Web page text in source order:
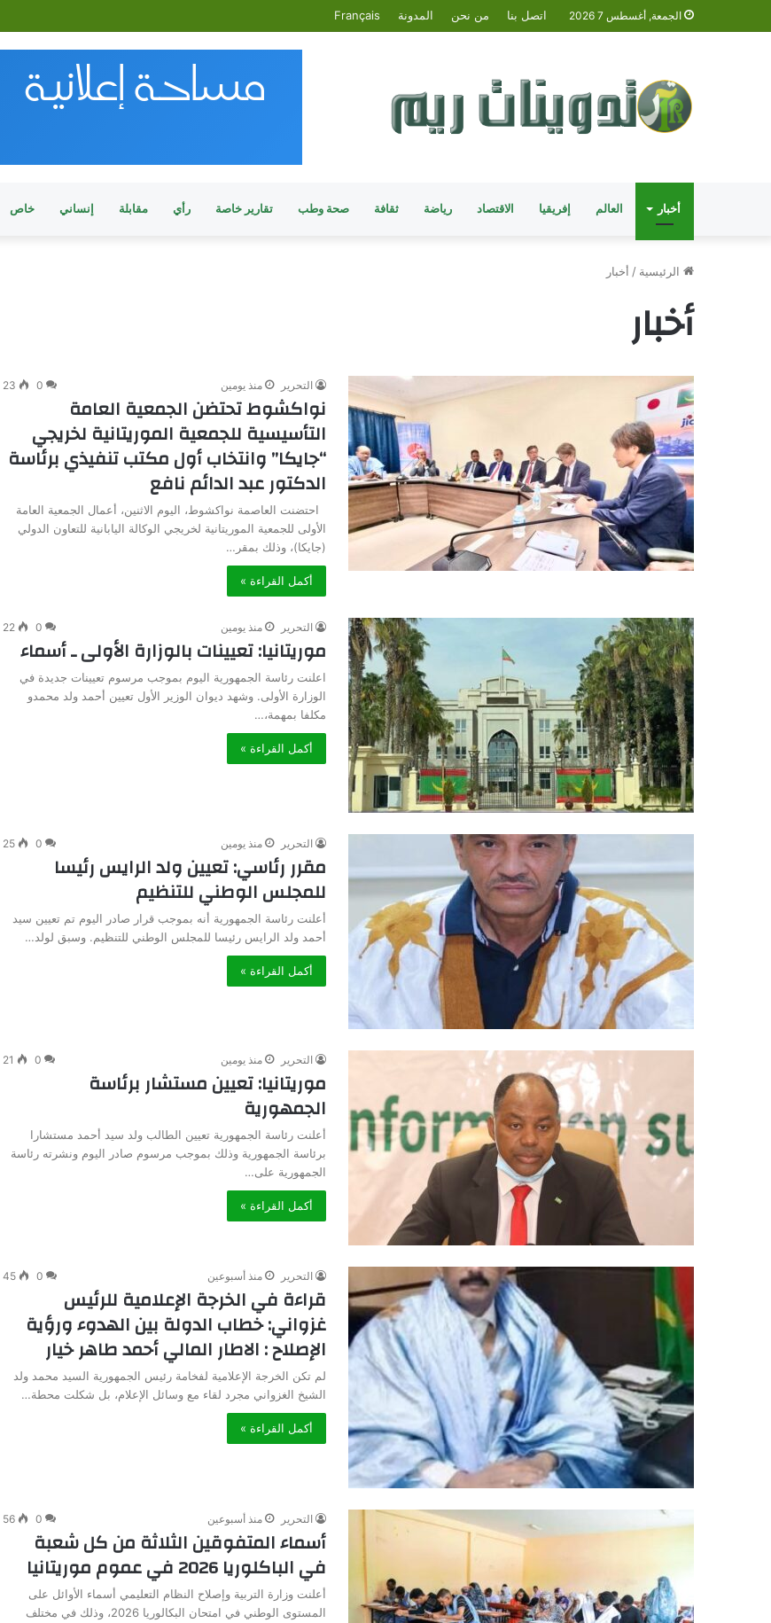
الجمعة, أغسطس 7 2026 اتصل بنا من نحن المدونة Français
أخبار العالم إفريقيا الاقتصاد رياضة ثقافة صحة وطب تقارير خاصة رأي مقابلة إنساني خاص
الرئيسية / أخبار
أخبار
التحرير منذ يومين 0
23
نواكشوط تحتضن الجمعية العامة
التأسيسية للجمعية الموريتانية لخريجي
“جايكا” وانتخاب أول مكتب تنفيذي برئاسة
الدكتور عبد الدائم نافع
احتضنت العاصمة نواكشوط، اليوم الاثنين، أعمال الجمعية العامة
الأولى للجمعية الموريتانية لخريجي الوكالة اليابانية للتعاون الدولي
(جايكا)، وذلك بمقر…
أكمل القراءة »
التحرير منذ يومين 0
22
موريتانيا: تعيينات بالوزارة الأولى ـ أسماء
اعلنت رئاسة الجمهورية اليوم بموجب مرسوم تعيينات جديدة في
الوزارة الأولى. وشهد ديوان الوزير الأول تعيين أحمد ولد محمدو
مكلفا بمهمة،…
أكمل القراءة »
التحرير منذ يومين 0
25
مقرر رئاسي: تعيين ولد الرايس رئيسا
للمجلس الوطني للتنظيم
أعلنت رئاسة الجمهورية أنه بموجب قرار صادر اليوم تم تعيين سيد
أحمد ولد الرايس رئيسا للمجلس الوطني للتنظيم. وسبق لولد…
أكمل القراءة »
التحرير منذ يومين 0
21
موريتانيا: تعيين مستشار برئاسة
الجمهورية
أعلنت رئاسة الجمهورية تعيين الطالب ولد سيد أحمد مستشارا
برئاسة الجمهورية وذلك بموجب مرسوم صادر اليوم ونشرته رئاسة
الجمهورية على…
أكمل القراءة »
التحرير منذ أسبوعين 0
45
قراءة في الخرجة الإعلامية للرئيس
غزواني: خطاب الدولة بين الهدوء ورؤية
الإصلاح : الاطار المالي أحمد طاهر خيار
لم تكن الخرجة الإعلامية لفخامة رئيس الجمهورية السيد محمد ولد
الشيخ الغزواني مجرد لقاء مع وسائل الإعلام، بل شكلت محطة…
أكمل القراءة »
التحرير منذ أسبوعين 0
56
أسماء المتفوقين الثلاثة من كل شعبة
في الباكلوريا 2026 في عموم موريتانيا
أعلنت وزارة التربية وإصلاح النظام التعليمي أسماء الأوائل على
المستوى الوطني في امتحان البكالوريا 2026، وذلك في مختلف
أغسطس 20, 2024
00
جمال
جمال البادية